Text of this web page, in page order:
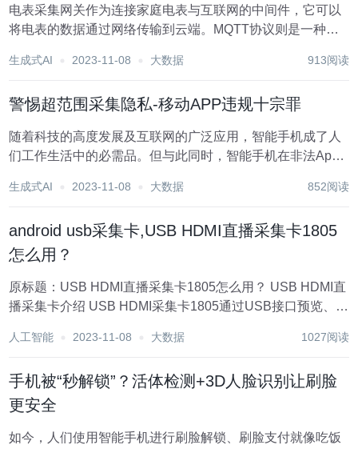
电表采集网关作为连接家庭电表与互联网的中间件，它可以
将电表的数据通过网络传输到云端。MQTT协议则是一种轻
信。将电表采集网关与MQTT协议相结合，可以实现电表数
生成式AI 2023-11-08 大数据 913阅读
警惕超范围采集隐私-移动APP违规十宗罪
随着科技的高度发展及互联网的广泛应用，智能手机成了人
们工作生活中的必需品。但与此同时，智能手机在非法App
监管，严厉追究这些流氓App开发者及平台的相关责任。 用
生成式AI 2023-11-08 大数据 852阅读
android usb采集卡,USB HDMI直播采集卡1805
怎么用？
原标题：USB HDMI直播采集卡1805怎么用？ USB HDMI直
播采集卡介绍 USB HDMI采集卡1805通过USB接口预览、收
PC、智能手机或平板电脑；USB视频符合UVC规范...
人工智能 2023-11-08 大数据 1027阅读
手机被“秒解锁”？活体检测+3D人脸识别让刷脸
更安全
如今，人们使用智能手机进行刷脸解锁、刷脸支付就像吃饭